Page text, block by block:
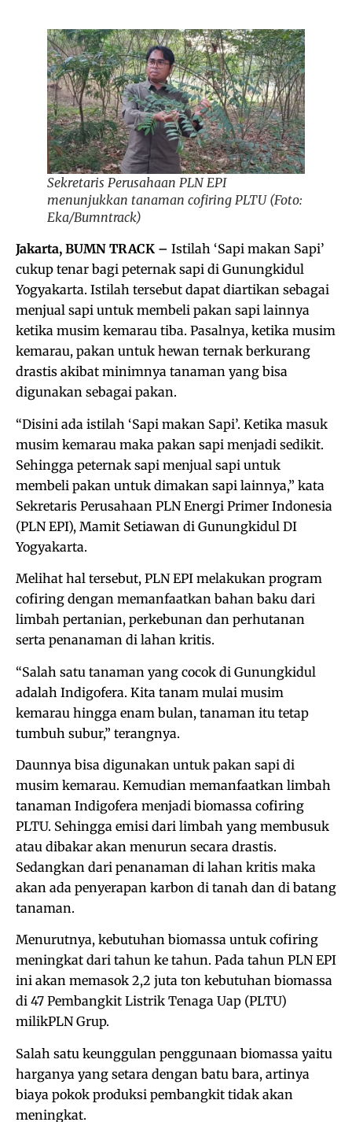
Sekretaris Perusahaan PLN EPI
menunjukkan tanaman cofiring PLTU (Foto:
Eka/Bumntrack)
Jakarta, BUMN TRACK – Istilah ‘Sapi makan Sapi’
cukup tenar bagi peternak sapi di Gunungkidul
Yogyakarta. Istilah tersebut dapat diartikan sebagai
menjual sapi untuk membeli pakan sapi lainnya
ketika musim kemarau tiba. Pasalnya, ketika musim
kemarau, pakan untuk hewan ternak berkurang
drastis akibat minimnya tanaman yang bisa
digunakan sebagai pakan.
“Disini ada istilah ‘Sapi makan Sapi’. Ketika masuk
musim kemarau maka pakan sapi menjadi sedikit.
Sehingga peternak sapi menjual sapi untuk
membeli pakan untuk dimakan sapi lainnya,” kata
Sekretaris Perusahaan PLN Energi Primer Indonesia
(PLN EPI), Mamit Setiawan di Gunungkidul DI
Yogyakarta.
Melihat hal tersebut, PLN EPI melakukan program
cofiring dengan memanfaatkan bahan baku dari
limbah pertanian, perkebunan dan perhutanan
serta penanaman di lahan kritis.
“Salah satu tanaman yang cocok di Gunungkidul
adalah Indigofera. Kita tanam mulai musim
kemarau hingga enam bulan, tanaman itu tetap
tumbuh subur,” terangnya.
Daunnya bisa digunakan untuk pakan sapi di
musim kemarau. Kemudian memanfaatkan limbah
tanaman Indigofera menjadi biomassa cofiring
PLTU. Sehingga emisi dari limbah yang membusuk
atau dibakar akan menurun secara drastis.
Sedangkan dari penanaman di lahan kritis maka
akan ada penyerapan karbon di tanah dan di batang
tanaman.
Menurutnya, kebutuhan biomassa untuk cofiring
meningkat dari tahun ke tahun. Pada tahun PLN EPI
ini akan memasok 2,2 juta ton kebutuhan biomassa
di 47 Pembangkit Listrik Tenaga Uap (PLTU)
milikPLN Grup.
Salah satu keunggulan penggunaan biomassa yaitu
harganya yang setara dengan batu bara, artinya
biaya pokok produksi pembangkit tidak akan
meningkat.